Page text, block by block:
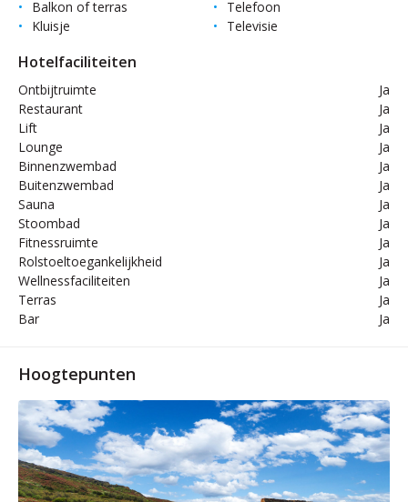
Balkon of terras
Telefoon
Kluisje
Televisie
Hotelfaciliteiten
Ontbijtruimte
Ja
Restaurant
Ja
Lift
Ja
Lounge
Ja
Binnenzwembad
Ja
Buitenzwembad
Ja
Sauna
Ja
Stoombad
Ja
Fitnessruimte
Ja
Rolstoeltoegankelijkheid
Ja
Wellnessfaciliteiten
Ja
Terras
Ja
Bar
Ja
Hoogtepunten